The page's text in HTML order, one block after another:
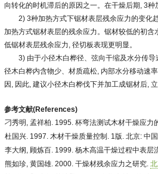
向转化的时机滞后的原因之一。在干燥后期, 3种
2) 3种加热方式下锯材表层残余应力的变化
加热方式锯材表层的残余应力。锯材较低的初
低锯材表层残余应力, 径切板表现更明显。
3) 由于小径木白桦径、弦向干缩及水分传
径木白桦内含物少、材质疏松, 内部水分移动速
因, 因此, 建议小径木白桦伐下并加工成锯材后, 立
参考文献(References)
刁秀明, 孟祥柏. 1995. 杯弯法测试木材干燥应力
杜国兴. 1997. 木材干燥质量控制. 1版. 北京: 中
李大纲, 顾炼百. 1999. 杨木高温干燥过程中表层
熊如珍, 黄国雄. 2000. 干燥材残余应力之研究.